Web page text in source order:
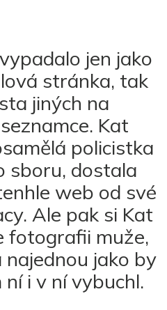
jen jako
stránka, tak
jiných na
Kat
policistka
sboru, dostala
web od své
Ale pak si Kat
fotografii muže,
najednou jako by
i v ní vybuchl.